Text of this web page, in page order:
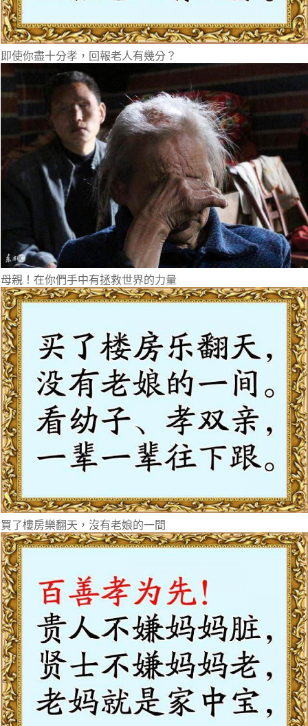
即使你盡十分孝，回報老人有幾分？
母親！在你們手中有拯救世界的力量
買了樓房樂翻天，沒有老娘的一間